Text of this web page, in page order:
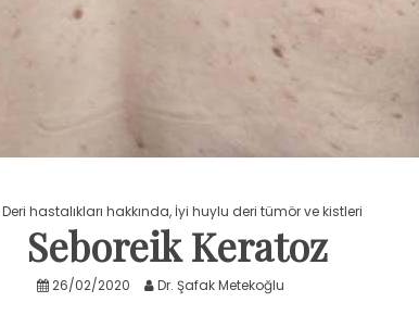
Deri hastalıkları hakkında, İyi huylu deri tümör ve kistleri
Seboreik Keratoz
26/02/2020 Dr. Şafak Metekoğlu